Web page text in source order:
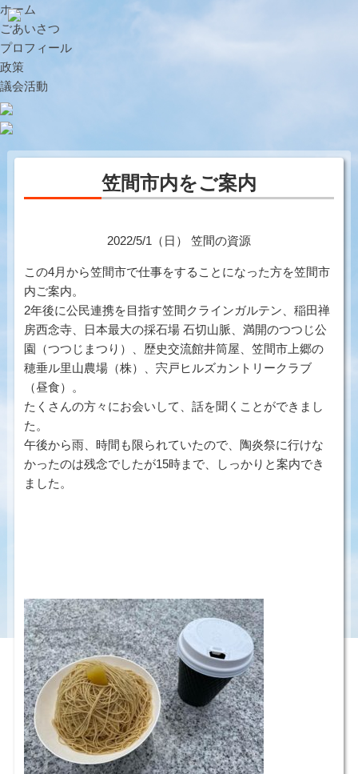
ホーム
ごあいさつ
プロフィール
政策
議会活動
笠間市内をご案内
2022/5/1（日） 笠間の資源
この4月から笠間市で仕事をすることになった方を笠間市
内ご案内。
2年後に公民連携を目指す笠間クラインガルテン、稲田禅
房西念寺、日本最大の採石場 石切山脈、満開のつつじ公
園（つつじまつり）、歴史交流館井筒屋、笠間市上郷の
穂垂ル里山農場（株）、宍戸ヒルズカントリークラブ
（昼食）。
たくさんの方々にお会いして、話を聞くことができまし
た。
午後から雨、時間も限られていたので、陶炎祭に行けな
かったのは残念でしたが15時まで、しっかりと案内でき
ました。